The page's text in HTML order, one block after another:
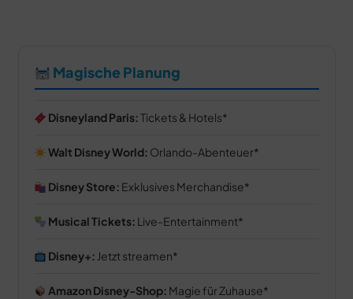
Magische Planung
Disneyland Paris:Tickets & Hotels
Walt Disney World: Orlando-Abenteuer
Disney Store: Exklusives Merchandise
Musical Tickets: Live-Entertainment
Disney+: Jetzt streamen
Amazon Disney-Shop: Magie für Zuhause